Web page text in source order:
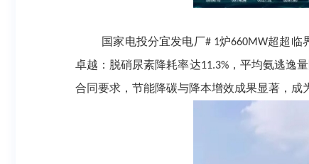
国家电投分宜发电厂# 1炉660MW超超临
卓越：脱硝尿素降耗率达11.3%，平均氨逃逸
合同要求，节能降碳与降本增效成果显著，成